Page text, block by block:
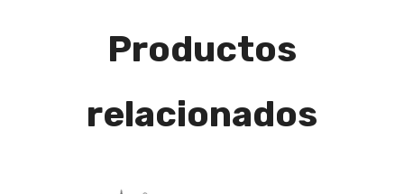
Productos
relacionados